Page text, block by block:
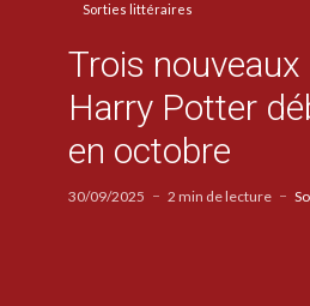
Sorties littéraires
Trois nouveaux
Harry Potter
en octobre
30/09/2025 2 min de lecture